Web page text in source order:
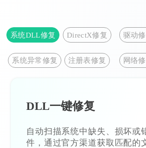
系统DLL修复 DirectX修复 驱动
系统异常修复 注册表修复 网络
DLL一键修复
自动扫描系统中缺失、损坏或
件，通过官方渠道获取匹配的